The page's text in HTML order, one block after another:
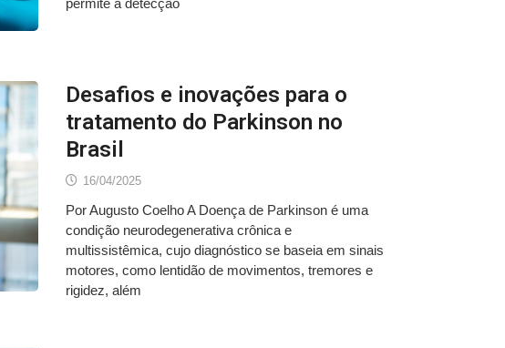
Desafios e inovações para o
tratamento do Parkinson no
Brasil
16/04/2025
Por Augusto Coelho A Doença de Parkinson é uma
condição neurodegenerativa crônica e
multissistêmica, cujo diagnóstico se baseia em sinais
motores, como lentidão de movimentos, tremores e
rigidez, além